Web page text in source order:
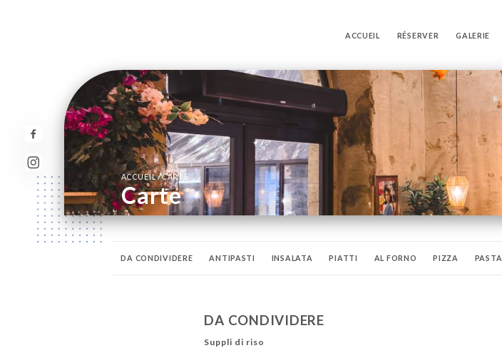
ACCUEIL RÉSERVER GALERIE
ACCUEIL/CARTE
Carte
DA CONDIVIDERE ANTIPASTI INSALATA PIATTI AL FORNO PIZZA PASTA
DA CONDIVIDERE
Suppli di riso